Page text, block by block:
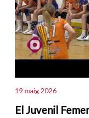
19 maig 2026
El Juvenil